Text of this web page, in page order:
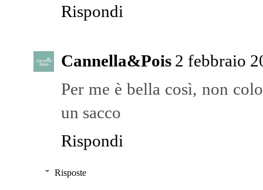
Rispondi
Cannella&Pois 2 febbraio
Per me è bella così, non
un sacco
Rispondi
Risposte